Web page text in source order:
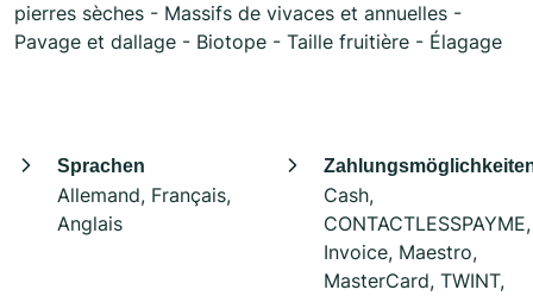
pierres sèches - Massifs de vivaces et annuelles -
Pavage et dallage - Biotope - Taille fruitière - Élagage
Sprachen
Allemand, Français,
Anglais
Cash,
CONTACTLESSPAYME,
Invoice, Maestro,
MasterCard, TWINT,